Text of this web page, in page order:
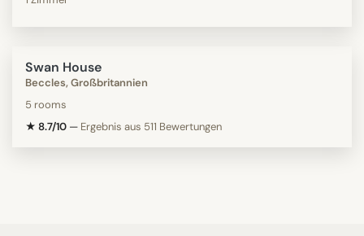
Swan House
Beccles, Großbritannien
5 rooms
★ 8.7/10 — Ergebnis aus 511 Bewertungen